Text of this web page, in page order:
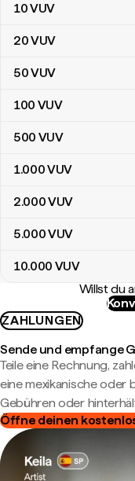
10VUV
20VUV
50VUV
100 VUV
500 VUV
1.000VUV
2.000VUV
5.000VUV
10.000 VUV
Willst du
ZAHLUNGEN
Sende und empfange
Teile eine Rechnung,
eine mexikanische oder
Gebühren oder
Öffne deinen